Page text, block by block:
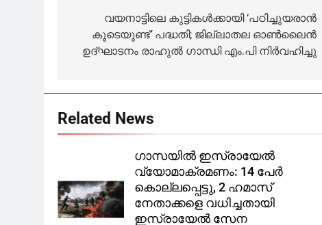
വെെകും
navigation
വയനാട്ടിലെ കുട്ടികൾക്കായി ‘പഠിച്ചുയരാന്‍
കൂടെയുണ്ട്’ പദ്ധതി; ജില്ലാതല ഓണ്‍ലൈന്‍
ഉദ്ഘാടനം രാഹുല്‍ ഗാന്ധി എം.പി നിര്‍വഹിച്ചു
Related News
ഗാസയിൽ ഇസ്രായേൽ
വ്യോമാക്രമണം: 14 പേർ
കൊല്ലപ്പെട്ടു, 2 ഹമാസ്
നേതാക്കളെ വധിച്ചതായി
ഇസ്രായേൽ സേന